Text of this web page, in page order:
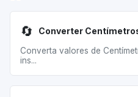
🔄 Converter
Converta valores de
ins...